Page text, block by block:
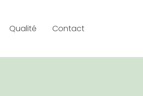
Qualité Contact